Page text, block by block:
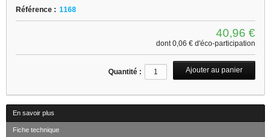
Référence : 1168
40,96 €
dont0,06 € d'éco-participation
Quantité :
En savoir plus
Fiche technique